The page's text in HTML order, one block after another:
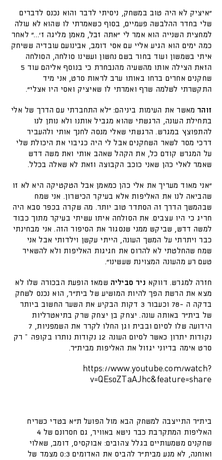
"איציק לא היה טוב במשחק, ניסיתי לדבר והוא נכנס לדברים
שלי בחדר ההלבשה פעמיים, בסוף כשאמרתי לו שהוא לא עולה
למחצית השנייה הוא אמר לי "אתה זבל, מאמן מליגה ז'…" לאחר
כמה ימים הוא הגיע אליי עם אסי דומב, אבינועם עובדיה ששיחק
איתי בשמשון ועוד בחור בשם נחשון ועשינו סולחה, הסולחה
הזאת הצילה אותו מהשעיה מהנבחרת כי בנוסף אליהם עוד 5
שחקנים אחרים ברחו באותו ערב לראות סרט, אני מיד
התקשרתי לשלמה שרף ואמרתי לו שאיציק ואסי היו אצלי".
זוהרמאשר את העימות ביניהם: "לא התחברתי עם הדרך של אלי
בתחילת העונה, הרגשתי שהוא מגביל אותנו ולא נותן לנו
להתפוצץ במגרש. הרגשתי שאלי מנסה לחנך אותי ולהעביר
דרכי מסר לשאר השחקנים אבל לי היה כגיבוי את היכולת שלי
על המגרש קודם כל, את הקהל שאהב אותי ואת משה דדש
שאמר לאלי כהן שאני כוכב הקבוצה וזאת לא שאלה בכלל.
"אני מאוד מעריך את אלי כהן כמאמן אבל הטקטיקה היא לא זו
שהביאה לנו את האליפות אלא בעיקר הכישרון. אני שמח
שבהמשך הדרך זה הסתדר טוב יותר. מה שקרה בכפר סבא היה
חריג כי היו עצבים. את הסולחה איתו עשיתי בעיקר מתוך כבוד
למשה דדש, שביקש ממני שנסגור את הסיפור הזה. אני מבחינתי
כבר ויתרתי על המשך העונה, הייתי עקשן וילדותי אבל אני
שמח שהחלטתי לא להרוס את חגיגות האליפות ולא להשאיר
טעם רע מהעונה המצוינת שעשינו".
חזרה למגרש. דווקא ניר סביליה שמאז הופעת הבכורה שלו לא
מצא את הרשת הפך להיות המושיע של בית"ר, הוא נכנס לשחק
בדקה ה -78 וכעבור 3 דקות הבקיע את השער החשוב ביותר
של בית"ר באותה עונה. יצחק בן יצחק שרק בתיאטרליות
הידועה שלו לסיום ובבית וגן החלו לקרר את השמפניות, 7
נקודות יתרון כאשר לסיום העונה 12 נקודות נותרו בקופה – רק
סרט אימה בדיוני יגזול את האליפות מבית"ר.
https://www.youtube.com/watch?
v=QEs0ZTaAJhc&feature=share
בית"ר התייצבה למשחק הבא מול הפועל ת"א בטדי כשריח
האליפות המתקרבת כבר נישא באוויר, גם חסרונם של 4
שחקנים משמעותיים בגלל צהובים: אבוקסיס, דומב, שאלוי
ואוחנה, לא מנע מבית"ר להביס את האדומים 0:3 מצמד של